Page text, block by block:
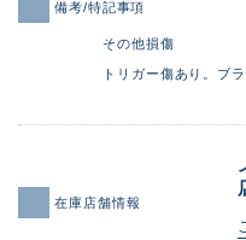
備考/特記事項
その他損傷
トリガー傷あり。ブ
在庫店舗情報